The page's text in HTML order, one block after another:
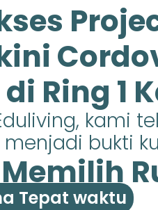
di Ring 1
kami
menjadi bukti
Tepat waktu